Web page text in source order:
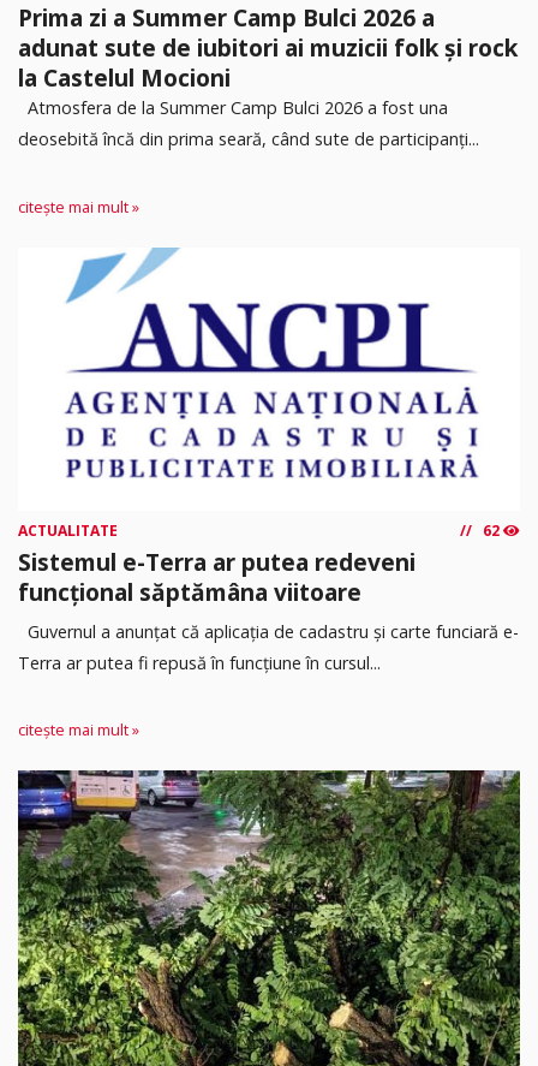
Prima zi a Summer Camp Bulci 2026 a
adunat sute de iubitori ai muzicii folk și rock
la Castelul Mocioni
Atmosfera de la Summer Camp Bulci 2026 a fost una
deosebită încă din prima seară, când sute de participanți...
citește mai mult »
ACTUALITATE 62
Sistemul e-Terra ar putea redeveni
funcțional săptămâna viitoare
Guvernul a anunțat că aplicația de cadastru și carte funciară e-
Terra ar putea fi repusă în funcțiune în cursul...
citește mai mult »